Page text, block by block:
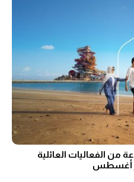
من الفعاليات العائلية
أغسطس